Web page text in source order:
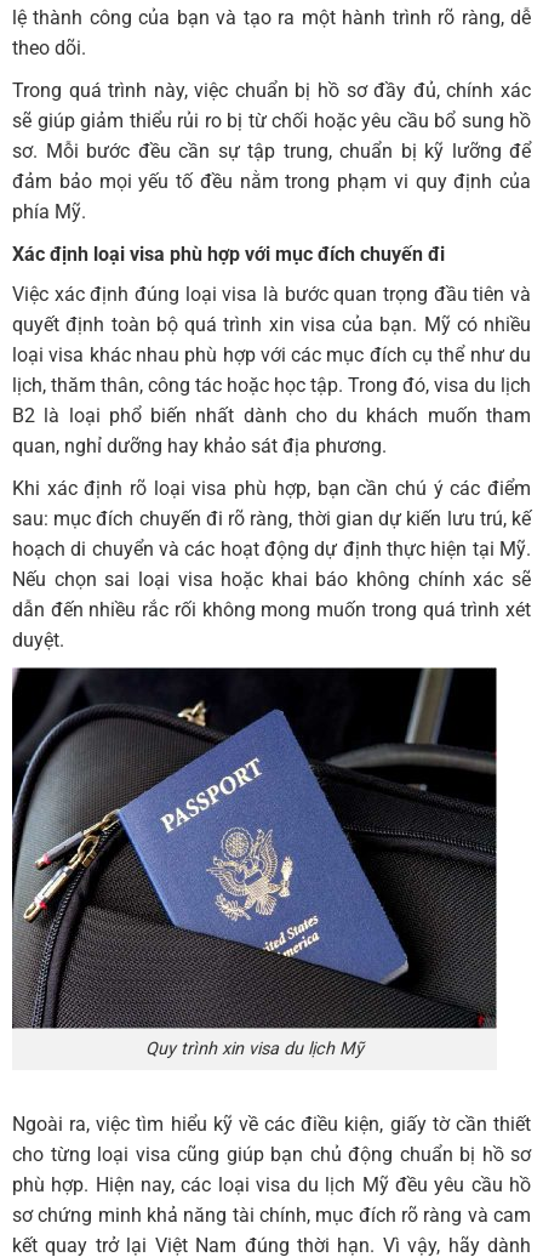
lệ thành công của bạn và tạo ra một hành trình rõ ràng, dễ
theo dõi.
Trong quá trình này, việc chuẩn bị hồ sơ đầy đủ, chính xác
sẽ giúp giảm thiểu rủi ro bị từ chối hoặc yêu cầu bổ sung hồ
sơ. Mỗi bước đều cần sự tập trung, chuẩn bị kỹ lưỡng để
đảm bảo mọi yếu tố đều nằm trong phạm vi quy định của
phía Mỹ.
Xác định loại visa phù hợp với mục đích chuyến đi
Việc xác định đúng loại visa là bước quan trọng đầu tiên và
quyết định toàn bộ quá trình xin visa của bạn. Mỹ có nhiều
loại visa khác nhau phù hợp với các mục đích cụ thể như du
lịch, thăm thân, công tác hoặc học tập. Trong đó, visa du lịch
B2 là loại phổ biến nhất dành cho du khách muốn tham
quan, nghỉ dưỡng hay khảo sát địa phương.
Khi xác định rõ loại visa phù hợp, bạn cần chú ý các điểm
sau: mục đích chuyến đi rõ ràng, thời gian dự kiến lưu trú, kế
hoạch di chuyển và các hoạt động dự định thực hiện tại Mỹ.
Nếu chọn sai loại visa hoặc khai báo không chính xác sẽ
dẫn đến nhiều rắc rối không mong muốn trong quá trình xét
duyệt.
Quy trình xin visa du lịch Mỹ
Ngoài ra, việc tìm hiểu kỹ về các điều kiện, giấy tờ cần thiết
cho từng loại visa cũng giúp bạn chủ động chuẩn bị hồ sơ
phù hợp. Hiện nay, các loại visa du lịch Mỹ đều yêu cầu hồ
sơ chứng minh khả năng tài chính, mục đích rõ ràng và cam
kết quay trở lại Việt Nam đúng thời hạn. Vì vậy, hãy dành